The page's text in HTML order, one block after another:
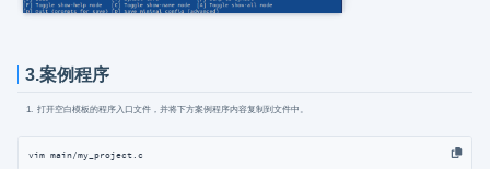
3.案例程序
打开空白模板的程序入口文件，并将下方案例程序内容复制到文件中。
vim main/my_project.c